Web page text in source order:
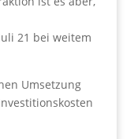
21 bei weitem
Umsetzung